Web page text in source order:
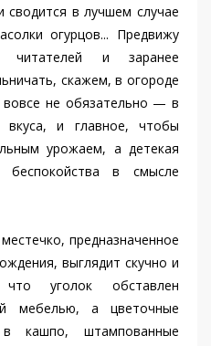
сводится в лучшем случае
огурцов... Предвижу
читателей и заранее
скажем, в огороде
не обязательно — в
и главное, чтобы
урожаем, а детекая
в смысле
предназначенное
выглядит скучно и
уголок обставлен
мебелью, а цветочные
кашпо, штампованные